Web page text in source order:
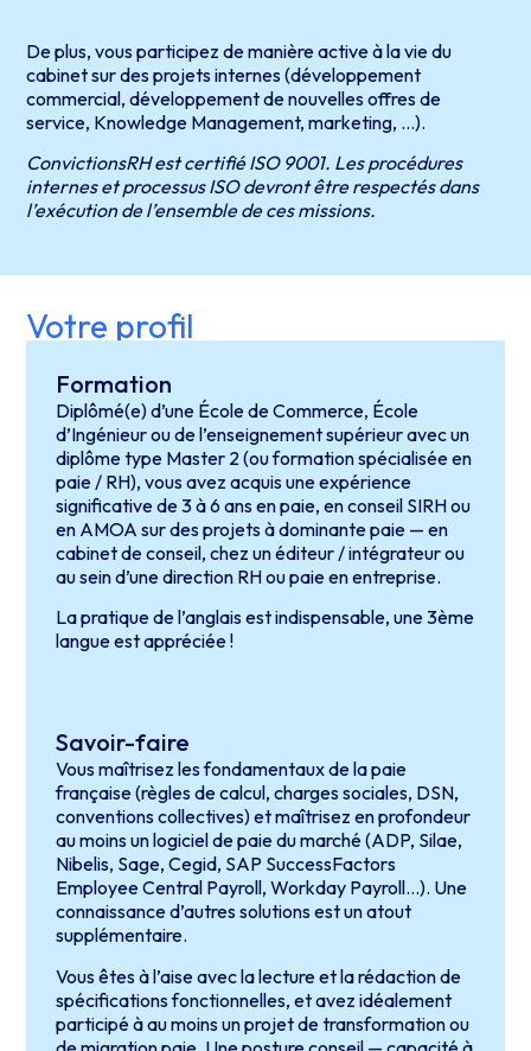
De plus, vous participez de manière active à la vie du
cabinet sur des projets internes (développement
commercial, développement de nouvelles offres de
service, Knowledge Management, marketing, …).
ConvictionsRH est certifié ISO 9001. Les procédures
internes et processus ISO devront être respectés dans
l’exécution de l’ensemble de ces missions.
Votre profil
Formation
Diplômé(e) d’une École de Commerce, École
d’Ingénieur ou de l’enseignement supérieur avec un
diplôme type Master 2 (ou formation spécialisée en
paie / RH), vous avez acquis une expérience
significative de 3 à 6 ans en paie, en conseil SIRH ou
en AMOA sur des projets à dominante paie — en
cabinet de conseil, chez un éditeur / intégrateur ou
au sein d’une direction RH ou paie en entreprise.
La pratique de l’anglais est indispensable, une 3ème
langue est appréciée !
Savoir-faire
Vous maîtrisez les fondamentaux de la paie
française (règles de calcul, charges sociales, DSN,
conventions collectives) et maîtrisez en profondeur
au moins un logiciel de paie du marché (ADP, Silae,
Nibelis, Sage, Cegid, SAP SuccessFactors
Employee Central Payroll, Workday Payroll…). Une
connaissance d’autres solutions est un atout
supplémentaire.
Vous êtes à l’aise avec la lecture et la rédaction de
spécifications fonctionnelles, et avez idéalement
participé à au moins un projet de transformation ou